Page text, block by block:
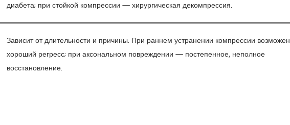
диабета; при стойкой компрессии — хирургическая декомпрессия.
Зависит от длительности и причины. При раннем устранении компрессии возможен
хороший регресс; при аксональном повреждении — постепенное, неполное
восстановление.